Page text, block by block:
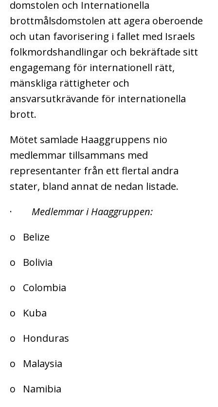
domstolen och Internationella
brottmålsdomstolen att agera oberoende
och utan favorisering i fallet med Israels
folkmordshandlingar och bekräftade sitt
engagemang för internationell rätt,
mänskliga rättigheter och
ansvarsutkrävande för internationella
brott.
Mötet samlade Haaggruppens nio
medlemmar tillsammans med
representanter från ett flertal andra
stater, bland annat de nedan listade.
·
Medlemmar i Haaggruppen:
o Belize
o Bolivia
o Colombia
o Kuba
o Honduras
o Malaysia
o Namibia